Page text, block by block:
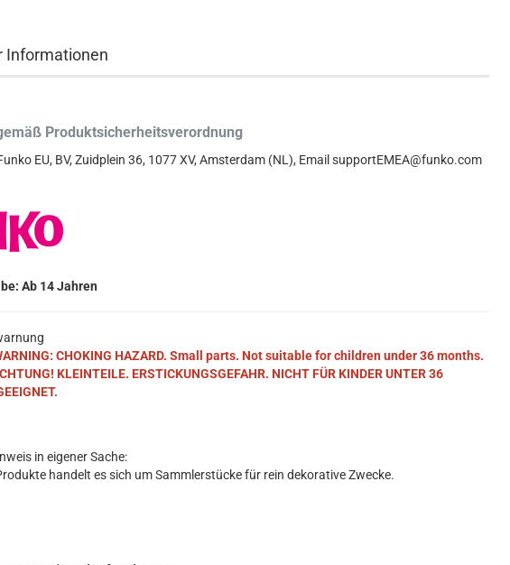
Informationen
Produktsicherheitsverordnung
EU, BV, Zuidplein 36, 1077 XV, Amsterdam (NL), Email supportEMEA@funko.com
Ab 14 Jahren
CHOKING HAZARD. Small parts. Not suitable for children under 36 months.
KLEINTEILE. ERSTICKUNGSGEFAHR. NICHT FÜR KINDER UNTER 36
in eigener Sache:
handelt es sich um Sammlerstücke für rein dekorative Zwecke.